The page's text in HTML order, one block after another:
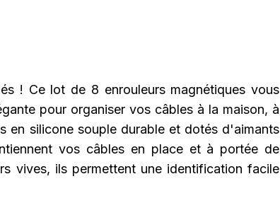
! Ce lot de 8 enrouleurs magnétiques vous
pour organiser vos câbles à la maison, à
en silicone souple durable et dotés d'aimants
vos câbles en place et à portée de
vives, ils permettent une identification facile